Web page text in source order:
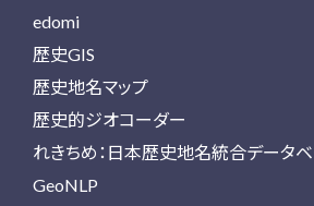
edomi
歴史GIS
歴史地名マップ
歴史的ジオコーダー
れきちめ：日本歴史地名統合データ
GeoNLP